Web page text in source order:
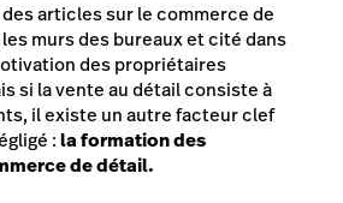
articles sur le commerce de
murs des bureaux et cité dans
des propriétaires
si la vente au détail consiste à
il existe un autre facteur clef
:la formation des
de détail.